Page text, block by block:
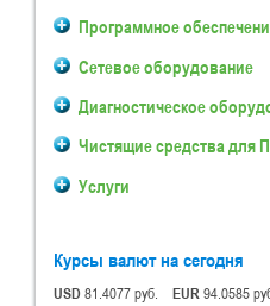
Программное
Сетевое оборудование
Диагностическое
Чистящие средства для
Услуги
Курсы валют на сегодня
USD81.4077 руб. EUR94.0585